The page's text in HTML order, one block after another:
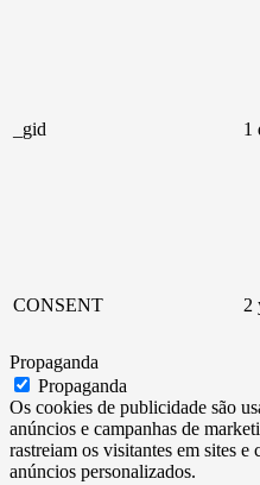
_gid 1
CONSENT 2
Propaganda
Propaganda
Os cookies de publicidade são
anúncios e campanhas de
rastreiam os visitantes em sites
anúncios personalizados.